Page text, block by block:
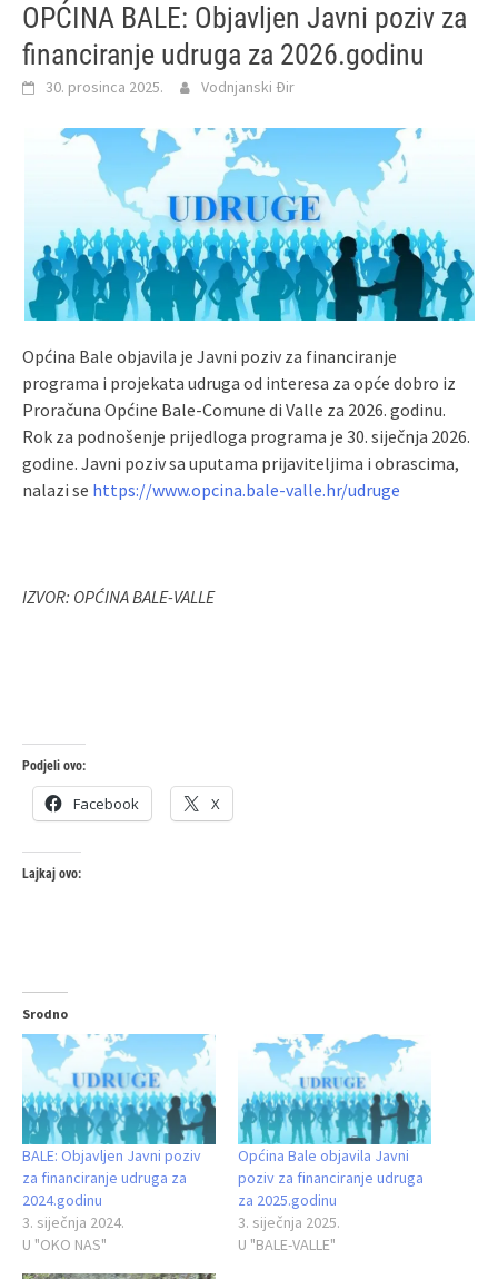
OPĆINA BALE: Objavljen Javni poziv za
financiranje udruga za 2026.godinu
30. prosinca 2025. Vodnjanski Đir
Općina Bale objavila je Javni poziv za financiranje
programa i projekata udruga od interesa za opće dobro iz
Proračuna Općine Bale-Comune di Valle za 2026. godinu.
Rok za podnošenje prijedloga programa je 30. siječnja 2026.
godine. Javni poziv sa uputama prijaviteljima i obrascima,
nalazi se https://www.opcina.bale-valle.hr/udruge
IZVOR: OPĆINA BALE-VALLE
Podjeli ovo:
Facebook X
Lajkaj ovo:
Srodno
BALE: Objavljen Javni poziv
za financiranje udruga za
2024.godinu
3. siječnja 2024.
U "OKO NAS"
Općina Bale objavila Javni
poziv za financiranje udruga
za 2025.godinu
3. siječnja 2025.
U "BALE-VALLE"